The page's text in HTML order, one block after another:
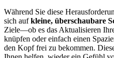
Während Sie diese
sich aufkleine, überschaubare
Ziele—ob es das Aktualisieren
knüpfen oder einfach einen
den Kopf frei zu bekommen.